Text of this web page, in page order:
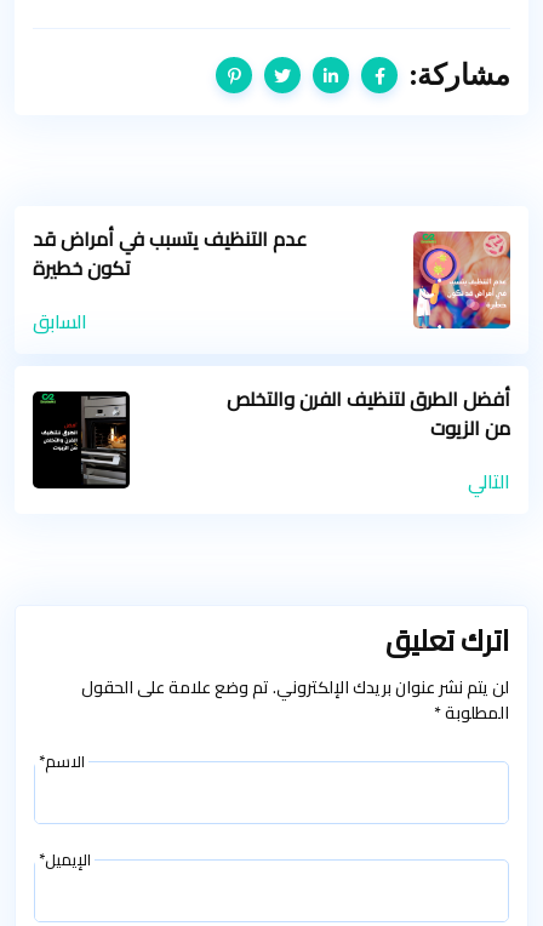
مشاركة:
عدم التنظيف يتسبب في أمراض قد
تكون خطيرة
السابق
أفضل الطرق لتنظيف الفرن والتخلص
من الزيوت
التالي
اترك تعليق
لن يتم نشر عنوان بريدك الإلكتروني. تم وضع علامة على الحقول
المطلوبة *
الاسم*
الإيميل*